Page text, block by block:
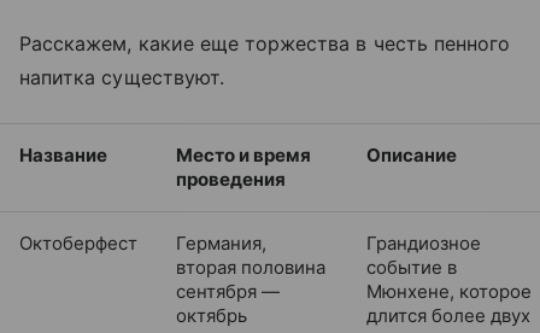
Расскажем, какие еще торжества в честь пенного
напитка существуют.
Название
Место и время
проведения
Описание
Октоберфест
Германия,
вторая половина
сентября —
октябрь
Грандиозное
событие в
Мюнхене, которое
длится более двух